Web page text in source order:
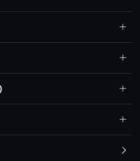
ップ
）
ラー
ップ
針
ィ方針トップ
トップ